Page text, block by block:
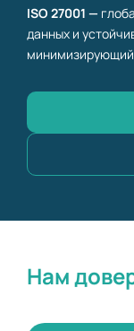
ISO 27001 —
данных и
минимизирующий
Нам